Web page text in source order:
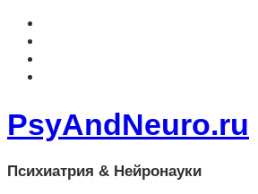
PsyAndNeuro.ru
Психиатрия & Нейронауки